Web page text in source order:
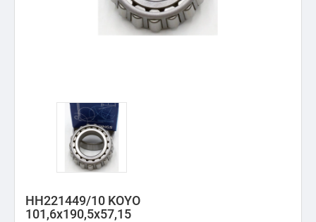
HH221449/10 KOYO
101,6x190,5x57,15